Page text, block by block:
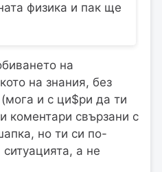
физика и пак ще
на
на знания, без
и с ци$ри да ти
коментари свързани с
но ти си по-
а не